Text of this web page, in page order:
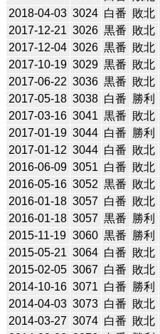
2018-04-03 3024 白番 敗北
2017-12-21 3026 黒番 敗北
2017-12-04 3026 黒番 敗北
2017-10-19 3029 黒番 敗北
2017-06-22 3036 黒番 敗北
2017-05-18 3038 白番 勝利
2017-03-16 3041 黒番 敗北
2017-01-19 3044 白番 勝利
2017-01-12 3044 白番 敗北
2016-06-09 3051 白番 敗北
2016-05-16 3052 黒番 敗北
2016-01-18 3057 白番 敗北
2016-01-18 3057 黒番 勝利
2015-11-19 3060 黒番 勝利
2015-05-21 3064 白番 敗北
2015-02-05 3067 白番 敗北
2014-10-16 3071 白番 勝利
2014-04-03 3073 白番 敗北
2014-03-27 3074 白番 敗北